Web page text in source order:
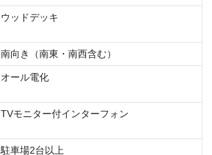
ウッドデッキ
南向き（南東・南西含む）
オール電化
TVモニター付インターフォン
駐車場2台以上